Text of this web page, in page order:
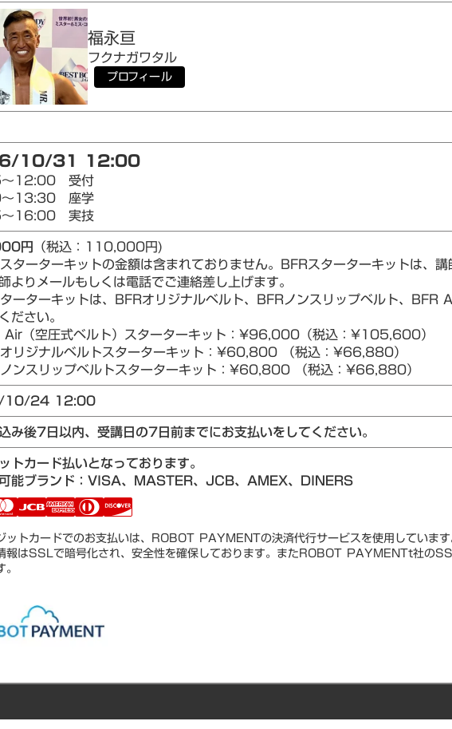
福永亘
フクナガワタル
プロフィール
10/31 12:00
12:00 受付
13:30 座学
16:00 実技
円 （税込：110,000円)
ターターキットの金額は含まれておりません。BFRスターターキットは、
よりメールもしくは電話でご連絡差し上げます。
ーターキットは、BFRオリジナルベルト、BFRノンスリップベルト、BFR
ださい。
（空圧式ベルト）スターターキット：¥96,000（税込：¥105,600）
リジナルベルトスターターキット：¥60,800 （税込：¥66,880）
ンスリップベルトスターターキット：¥60,800 （税込：¥66,880）
24 12:00
み後7日以内、受講日の7日前までにお支払いをしてください。
トカード払いとなっております。
能ブランド：VISA、MASTER、JCB、AMEX、DINERS
ットカードでのお支払いは、ROBOT PAYMENTの決済代行サービスを使用しています
報はSSLで暗号化され、安全性を確保しております。またROBOT PAYMENTt社の